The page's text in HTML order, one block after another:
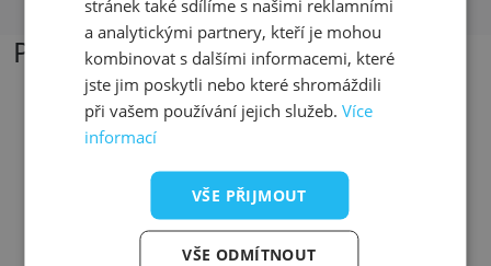
Podobné produkty
Přizpůsobitelný motiv
stránek také sdílíme s našimi reklamními
a analytickými partnery, kteří je mohou
kombinovat s dalšími informacemi, které
jste jim poskytli nebo které shromáždili
při vašem používání jejich služeb.Více
informací
VŠE PŘIJMOUT
VŠE ODMÍTNOUT